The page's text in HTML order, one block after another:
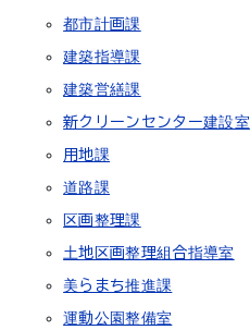
都市計画課
建築指導課
建築営繕課
新クリーンセンター建設室
用地課
道路課
区画整理課
土地区画整理組合指導室
美らまち推進課
運動公園整備室